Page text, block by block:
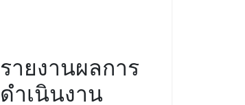
รายงานผลการ
ดำเนินงาน